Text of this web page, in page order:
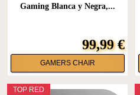
Gaming Blanca y Negra,...
99,99 €
GAMERS CHAIR
TOP RED